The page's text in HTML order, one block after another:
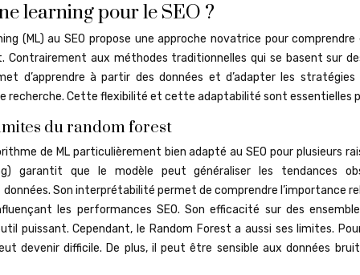
learning pour le SEO ?
(ML) au SEO propose une approche novatrice pour
Contrairement aux méthodes traditionnelles qui se basent sur
d’apprendre à partir des données et d’adapter les
recherche. Cette flexibilité et cette adaptabilité sont essentielles
du random forest
de ML particulièrement bien adapté au SEO pour plusieurs
garantit que le modèle peut généraliser les tendances
données. Son interprétabilité permet de comprendre l’importance
les performances SEO. Son efficacité sur des
puissant. Cependant, le Random Forest a aussi ses limites.
devenir difficile. De plus, il peut être sensible aux données